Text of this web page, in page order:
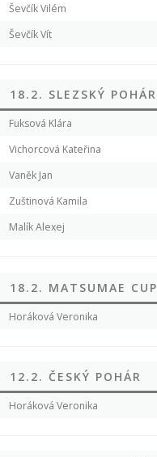
Ševčík Vilém
Ševčík Vít
18.2. SLEZSKÝ POHÁR
Fuksová Klára
Vichorcová Kateřina
Vaněk Jan
Zuštinová Kamila
Malík Alexej
18.2. MATSUMAE CUP
Horáková Veronika
12.2. ČESKÝ POHÁR
Horáková Veronika